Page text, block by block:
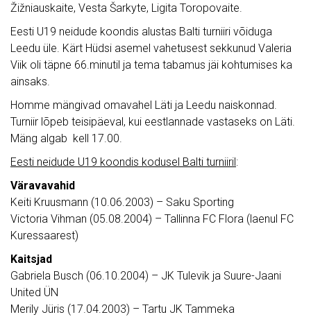
Žižniauskaite, Vesta Šarkyte, Ligita Toropovaite.
Eesti U19 neidude koondis alustas Balti turniiri võiduga
Leedu üle. Kärt Hüdsi asemel vahetusest sekkunud Valeria
Viik oli täpne 66.minutil ja tema tabamus jäi kohtumises ka
ainsaks.
Homme mängivad omavahel Läti ja Leedu naiskonnad.
Turniir lõpeb teisipäeval, kui eestlannade vastaseks on Läti.
Mäng algab kell 17.00.
Eesti neidude U19 koondis kodusel Balti turniiril:
Väravavahid
Keiti Kruusmann (10.06.2003) – Saku Sporting
Victoria Vihman (05.08.2004) – Tallinna FC Flora (laenul FC
Kuressaarest)
Kaitsjad
Gabriela Busch (06.10.2004) – JK Tulevik ja Suure-Jaani
United ÜN
Merily Jüris (17.04.2003) – Tartu JK Tammeka